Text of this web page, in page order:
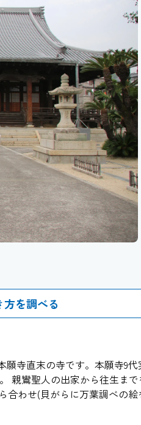
方を調べる
寺直末の寺です。本願寺9代
親鸞聖人の出家から往生ま
わせ(貝がらに万葉調べの絵